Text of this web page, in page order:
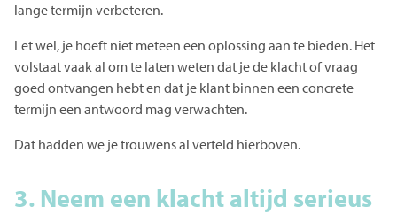
lange termijn verbeteren.
Let wel, je hoeft niet meteen een oplossing aan te bieden. Het
volstaat vaak al om te laten weten dat je de klacht of vraag
goed ontvangen hebt en dat je klant binnen een concrete
termijn een antwoord mag verwachten.
Dat hadden we je trouwens al verteld hierboven.
3. Neem een klacht altijd serieus